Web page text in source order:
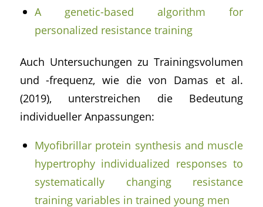
A genetic-based algorithm for
personalized resistance training
Auch Untersuchungen zu Trainingsvolumen
und -frequenz, wie die von Damas et al.
(2019), unterstreichen die Bedeutung
individueller Anpassungen:
Myofibrillar protein synthesis and muscle
hypertrophy individualized responses to
systematically changing resistance
training variables in trained young men